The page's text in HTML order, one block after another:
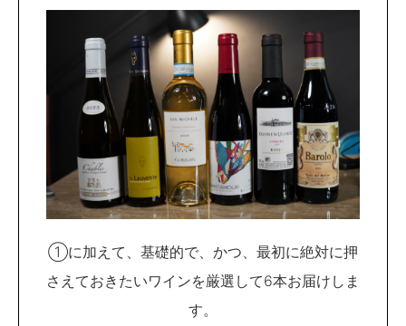
①に加えて、基礎的で、かつ、最初に絶対に押
さえておきたいワインを厳選して6本お届けしま
す。